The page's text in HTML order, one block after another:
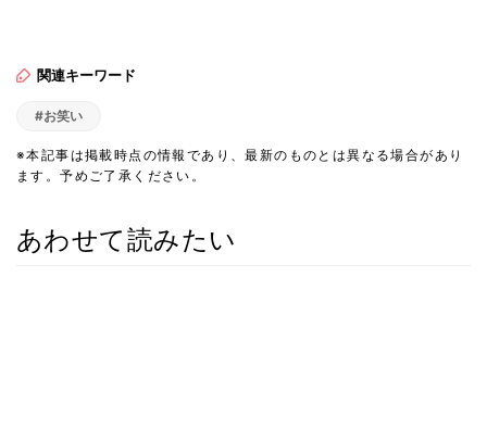
関連キーワード
#お笑い
※本記事は掲載時点の情報であり、最新のものとは異なる場合があり
ます。予めご了承ください。
あわせて読みたい